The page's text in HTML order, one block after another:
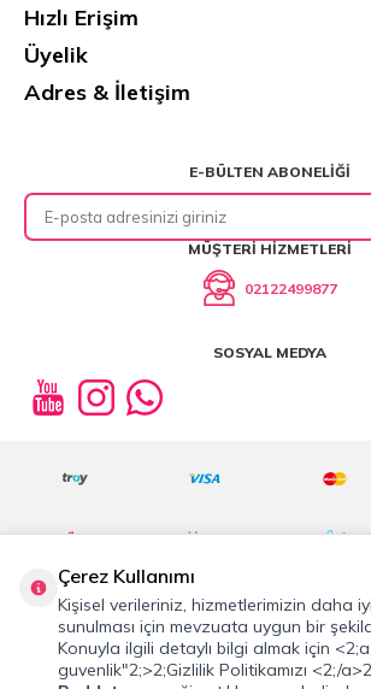
Hızlı Erişim
Üyelik
Adres & İletişim
E-BÜLTEN ABONELIĞI
MÜŞTERI HIZMETLERI
02122499877
SOSYAL MEDYA
©2019 Tüm Hakkı Saklıdır.
Çerez Kullanımı
Kişisel verileriniz, hizmetlerimizin daha
sunulması için mevzuata uygun bir
Konuyla ilgili detaylı bilgi almak için
guvenlik"2;>2;Gizlilik Politikamızı <2;/